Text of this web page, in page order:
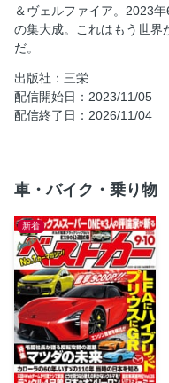
購入者インタビュー
200人に聞きました！
速レポート
モデリスタ・GR
スタム PERFECT
い？
即出しアフターパーツ
裏表紙
＆ヴェルファイア。2023
の集大成。これはもう世界
だ。
出版社：三栄
配信開始日：2023/11/05
配信終了日：2026/11/04
車・バイク・乗り物
新着